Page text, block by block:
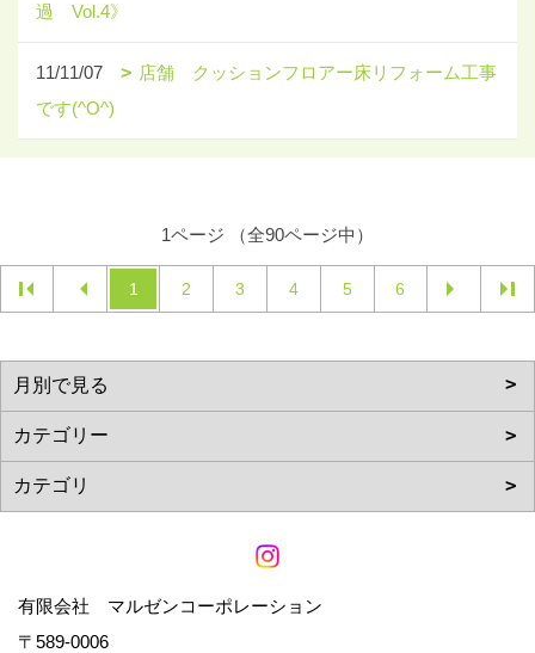
過 Vol.4》
11/11/07
店舗 クッションフロアー床リフォーム工事
です(^O^)
1ページ （全90ページ中）
1 2 3 4 5 6
有限会社 マルゼンコーポレーション
〒589-0006